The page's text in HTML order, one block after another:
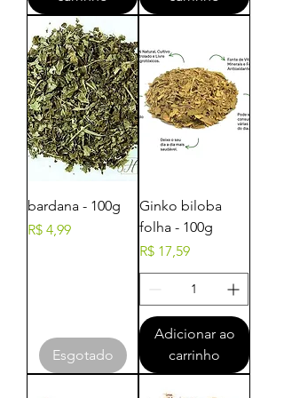
bardana - 100g
Preço
R$ 4,99
Esgotado
Ginko biloba
folha - 100g
Preço
R$ 17,59
Adicionar ao
carrinho